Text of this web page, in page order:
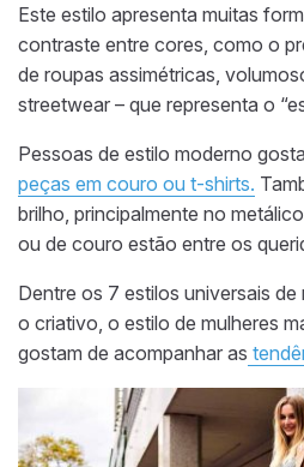
Este estilo apresenta muitas
contraste entre cores, como o
de roupas assimétricas,
streetwear – que representa o
Pessoas de estilo moderno
peças em couro ou t-shirts.
brilho, principalmente no
ou de couro estão entre os
Dentre os 7 estilos universais
o criativo, o estilo de mulheres
gostam de acompanhar as